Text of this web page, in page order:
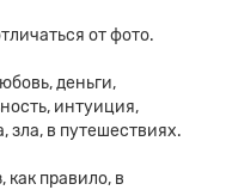
от фото.
деньги,
интуиция,
зла, в путешествиях.
как правило, в